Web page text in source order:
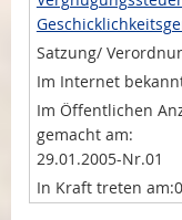
29.01.2005-Nr.01